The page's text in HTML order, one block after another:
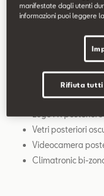
Sedili sportivi
Volante sportivo
Logo FR
Vetri posteriori
Videocamera
Climatronic bi-
manifestate dagli utenti
informazioni puoi leggere
Rifiuta tutti